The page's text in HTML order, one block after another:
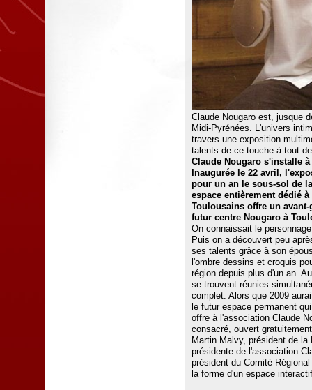
Claude Nougaro est, jusque
Midi-Pyrénées. L'univers
travers une exposition
talents de ce touche-à-tout
Claude Nougaro s'installe
Inaugurée le 22 avril,
pour un an le sous-sol de
espace entièrement dédié
Toulousains offre un
futur centre Nougaro à
On connaissait le
Puis on a découvert peu
ses talents grâce à son
l'ombre dessins et croquis
région depuis plus d'un an.
se trouvent réunies
complet. Alors que 2009
le futur espace permanent
offre à l'association Claude
consacré, ouvert
Martin Malvy, président de la
présidente de l'association
président du Comité
la forme d'un espace